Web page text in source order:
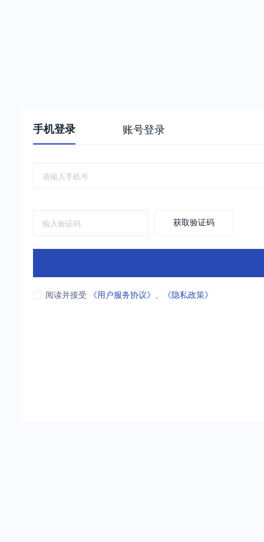
手机登录 账号登录
获取验证码
阅读并接受 《用户服务协议》 、 《隐私政策》